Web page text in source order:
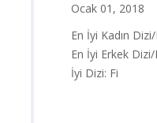
Ocak 01, 2018
En İyi Kadın
En İyi Erkek
İyi Dizi: Fi